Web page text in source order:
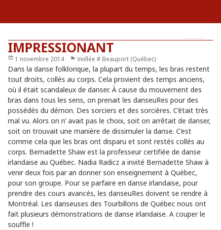
ET
WIDGETS
IMPRESSIONANT
Publié
le
1 novembre 2014 Catégories
Veillée # Beauport (Québec)
Dans la danse folklorique, la plupart du temps, les bras restent
tout droits, collés au corps. Cela provient des temps anciens,
où il était scandaleux de danser. À cause du mouvement des
bras dans tous les sens, on prenait les danseuRes pour des
possédés du démon. Des sorciers et des sorcières. C’était très
mal vu. Alors on n’ avait pas le choix, soit on arrêtait de danser,
soit on trouvait une manière de dissimuler la danse. C’est
comme cela que les bras ont disparu et sont restés collés au
corps. Bernadette Shaw est la professeur certifiée de danse
irlandaise au Québec. Nadia Radicz a invité Bernadette Shaw à
venir deux fois par an donner son enseignement à Québec,
pour son groupe. Pour se parfaire en danse irlandaise, pour
prendre des cours avancés, les danseuRes doivent se rendre à
Montréal. Les danseuses des Tourbillons de Québec nous ont
fait plusieurs démonstrations de danse irlandaise. A couper le
souffle !